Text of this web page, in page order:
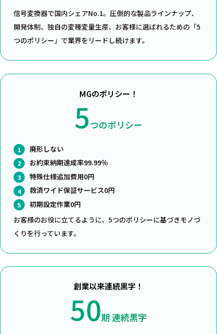
信号変換器で国内シェアNo.1。圧倒的な製品ラインナップ、
開発体制、独自の変種変量生産、お客様に選ばれるための「5
つのポリシー」で業界をリードし続けます。
MGのポリシー！
5つのポリシー
廃形しない
お約束納期達成率99.99％
特殊仕様追加費用0円
救済ワイド保証サービス0円
初期設定作業0円
お客様のお役に立てるように、5つのポリシーに基づきモノづ
くりを行っています。
創業以来連続黒字！
50期 連続黒字